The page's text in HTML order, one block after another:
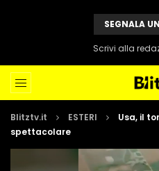
SEGNALA
Scrivi alla
Blitztv.it ESTERI
Usa, il
spettacolare